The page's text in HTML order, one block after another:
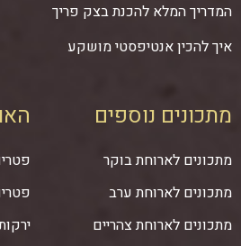
המדריך המלא להכנת בצק פריך
איך להכין אנטיפסטי מושקע
מתכונים נוספים
מתכונים לארוחת בוקר
מתכונים לארוחת ערב
מתכונים לארוחת צהריים